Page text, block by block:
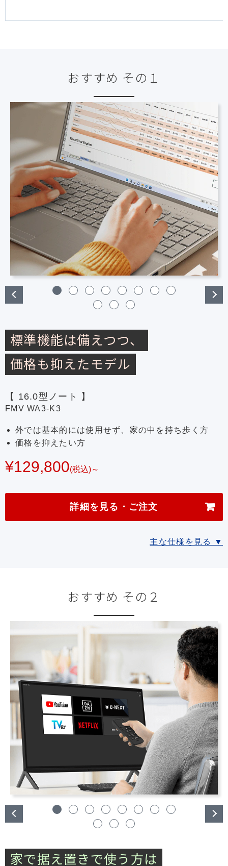
おすすめ その１
標準機能は備えつつ、
価格も抑えたモデル
【 16.0型ノート 】
FMV WA3-K3
外では基本的には使用せず、家の中を持ち歩く方
価格を抑えたい方
¥129,800(税込)～
詳細を見る・ご注文
主な仕様を見る ▼
おすすめ その２
家で据え置きで使う方は